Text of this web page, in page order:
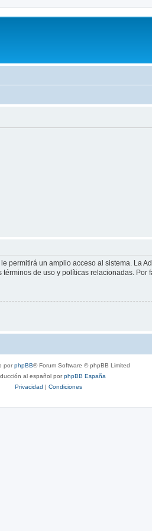
permitirá un amplio acceso al sistema. La
de uso y políticas relacionadas.
porphpBB® Forum Software © phpBB Limited
al español porphpBB España
Privacidad | Condiciones